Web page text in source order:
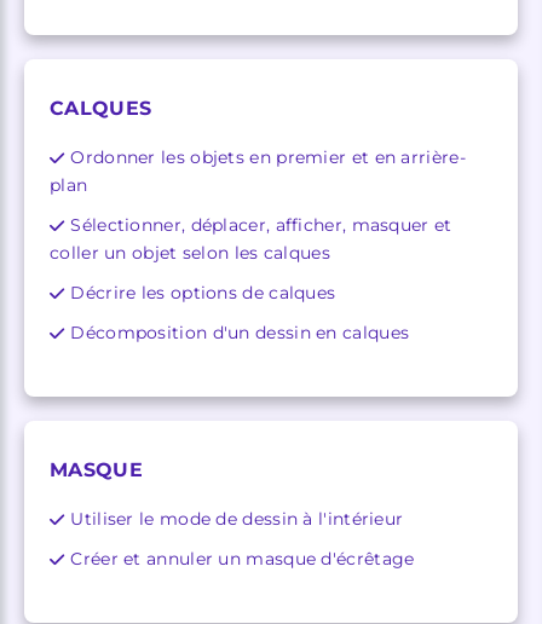
CALQUES
Ordonner les objets en premier et en arrière-
plan
Sélectionner, déplacer, afficher, masquer et
coller un objet selon les calques
Décrire les options de calques
Décomposition d'un dessin en calques
MASQUE
Utiliser le mode de dessin à l'intérieur
Créer et annuler un masque d'écrêtage